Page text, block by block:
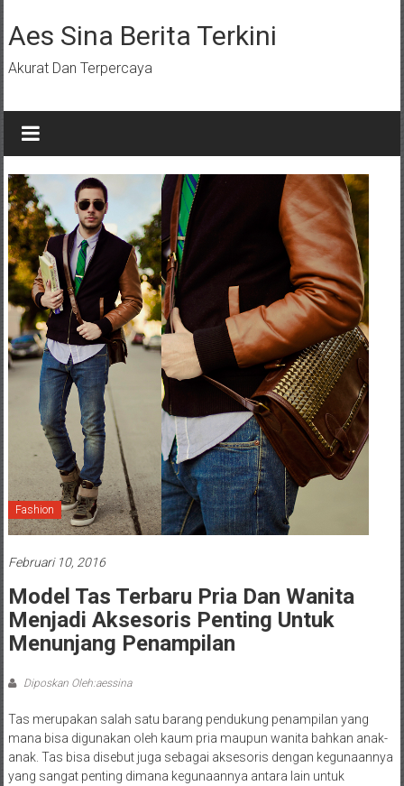
ke
konten
Aes Sina Berita Terkini
Akurat Dan Terpercaya
Fashion
Februari 10, 2016
Model Tas Terbaru Pria Dan Wanita
Menjadi Aksesoris Penting Untuk
Menunjang Penampilan
Diposkan Oleh:aessina
Tas merupakan salah satu barang pendukung penampilan yang
mana bisa digunakan oleh kaum pria maupun wanita bahkan anak-
anak. Tas bisa disebut juga sebagai aksesoris dengan kegunaannya
yang sangat penting dimana kegunaannya antara lain untuk